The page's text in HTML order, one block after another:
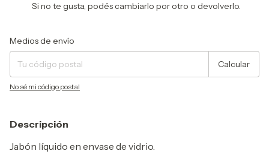
Si no te gusta, podés cambiarlo por otro o devolverlo.
Entregas para el CP:
Medios de envío
Calcular
No sé mi código postal
Descripción
Jabón líquido en envase de vidrio.